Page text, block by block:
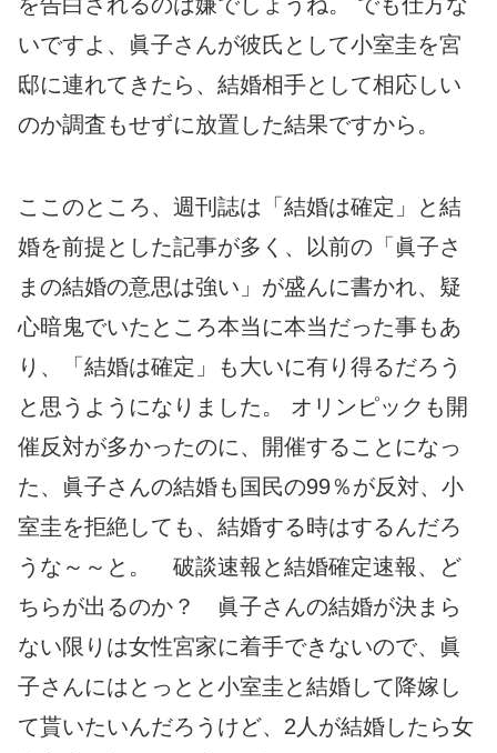
を告白されるのは嫌でしょうね。 でも仕方な
いですよ、眞子さんが彼氏として小室圭を宮
邸に連れてきたら、結婚相手として相応しい
のか調査もせずに放置した結果ですから。
ここのところ、週刊誌は「結婚は確定」と結
婚を前提とした記事が多く、以前の「眞子さ
まの結婚の意思は強い」が盛んに書かれ、疑
心暗鬼でいたところ本当に本当だった事もあ
り、「結婚は確定」も大いに有り得るだろう
と思うようになりました。 オリンピックも開
催反対が多かったのに、開催することになっ
た、眞子さんの結婚も国民の99％が反対、小
室圭を拒絶しても、結婚する時はするんだろ
うな～～と。 破談速報と結婚確定速報、ど
ちらが出るのか？ 眞子さんの結婚が決まら
ない限りは女性宮家に着手できないので、眞
子さんにはとっとと小室圭と結婚して降嫁し
て貰いたいんだろうけど、2人が結婚したら女